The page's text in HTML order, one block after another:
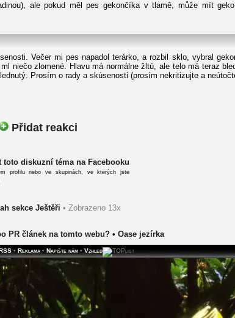
ale pokud měl pes gekončíka v tlamě, může mít
Večer mi pes napadol terárko, a rozbil sklo, vybral
niečo zlomené. Hlavu má normálne žltú, ale telo má teraz
Prosím o rady a skúsenosti (prosím nekritizujte a
Přidat reakci
toto diskuzní téma na Facebooku
profilu nebo ve skupinách, ve kterých jste
sekce Ještěři • Zobrazeno 13x
PR článek na tomto webu? • Oase jezírka
• Reklama • Napište nám • Vzhled